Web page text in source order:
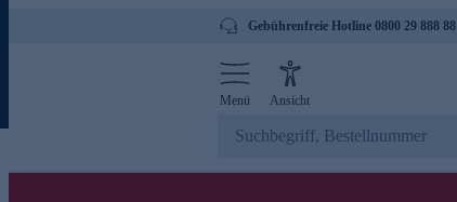
Gebührenfreie Hotline 0800 29 888 88
Menü Ansicht